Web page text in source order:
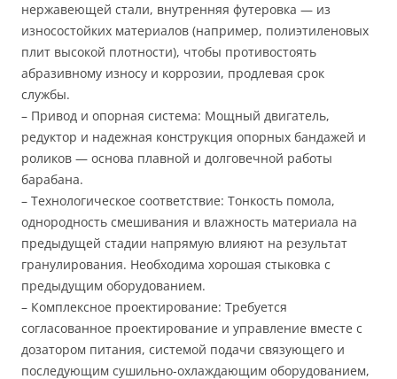
нержавеющей стали, внутренняя футеровка — из
износостойких материалов (например, полиэтиленовых
плит высокой плотности), чтобы противостоять
абразивному износу и коррозии, продлевая срок
службы.
– Привод и опорная система: Мощный двигатель,
редуктор и надежная конструкция опорных бандажей и
роликов — основа плавной и долговечной работы
барабана.
– Технологическое соответствие: Тонкость помола,
однородность смешивания и влажность материала на
предыдущей стадии напрямую влияют на результат
гранулирования. Необходима хорошая стыковка с
предыдущим оборудованием.
– Комплексное проектирование: Требуется
согласованное проектирование и управление вместе с
дозатором питания, системой подачи связующего и
последующим сушильно-охлаждающим оборудованием,